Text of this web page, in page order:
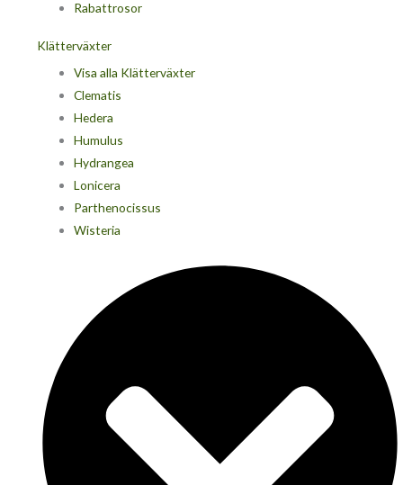
Rabattrosor
Klätterväxter
Visa alla Klätterväxter
Clematis
Hedera
Humulus
Hydrangea
Lonicera
Parthenocissus
Wisteria